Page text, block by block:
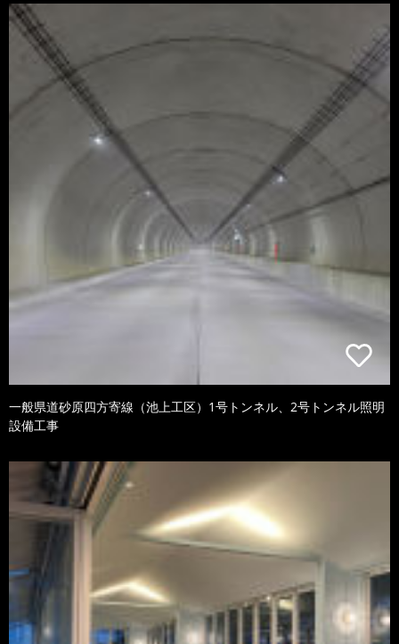
一般県道砂原四方寄線（池上工区）1号トンネル、2号トンネル照明
設備工事